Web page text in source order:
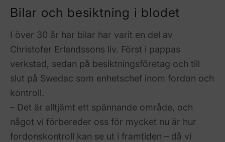
Bilar och besiktning i blodet
I över 30 år har bilar har varit en del av
Christofer Erlandssons liv. Först i pappas
verkstad, sedan på besiktningsföretag och till
slut på Swedac som enhetschef inom fordon och
kontroll.
– Det är alltjämt ett spännande område, och
något vi förbereder oss för mycket nu är hur
fordonskontroll kan se ut i framtiden – då vi